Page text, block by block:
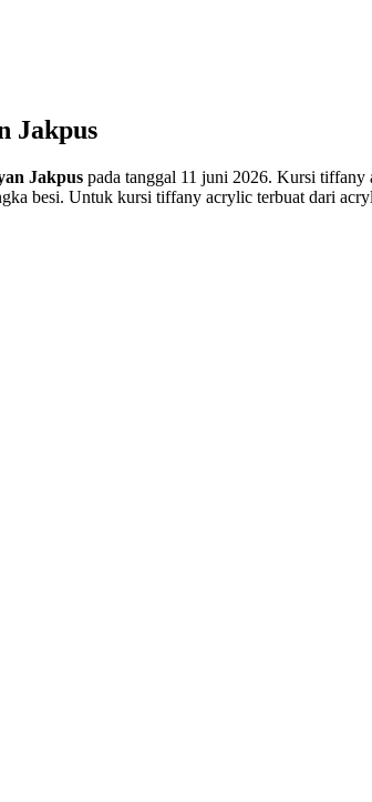
Jakpus
Jakpus pada tanggal 11 juni 2026. Kursi
besi. Untuk kursi tiffany acrylic terbuat dari